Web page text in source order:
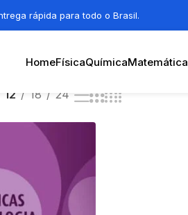
rápida para todo o Brasil.
HomeFísicaQuímicaMatemática
12 18 24